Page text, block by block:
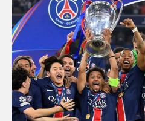
Search your query...
Or continue exploring...
All
INTELLIGENCE